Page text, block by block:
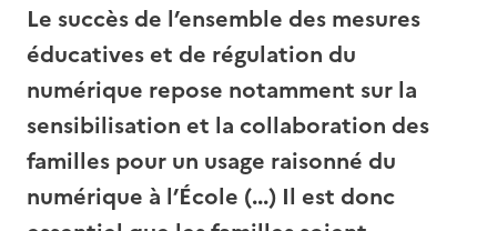
Le succès de l’ensemble des mesures
éducatives et de régulation du
numérique repose notamment sur la
sensibilisation et la collaboration des
familles pour un usage raisonné du
numérique à l’École (...) Il est donc